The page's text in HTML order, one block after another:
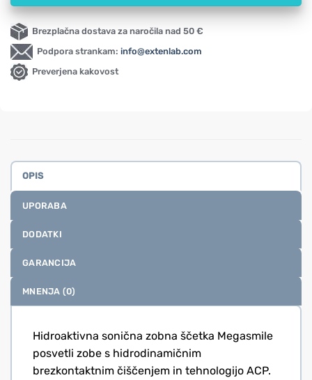
Brezplačna dostava za naročila nad 50 €
Podpora strankam: info@extenlab.com
Preverjena kakovost
OPIS
UPORABA
DODATKI
GARANCIJA
MNENJA (0)
Hidroaktivna sonična zobna ščetka Megasmile
posvetli zobe s hidrodinamičnim
brezkontaktnim čiščenjem in tehnologijo ACP.